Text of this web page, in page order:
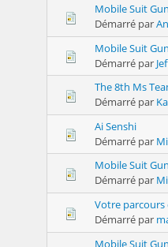
Mobile Suit
Démarré par
Mobile Suit
Démarré par
The 8th Ms
Démarré par
Ai Senshi
Démarré par
Mobile Suit
Démarré par
Votre parcours
Démarré par
Mobile Suit